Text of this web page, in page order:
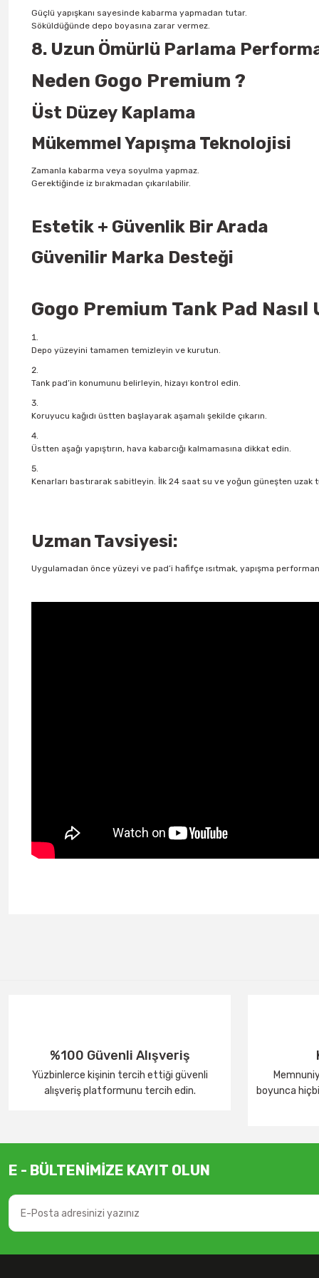
Güçlü yapışkanı sayesinde kabarma yapmadan tutar.
Söküldüğünde depo boyasına zarar vermez.
8. Uzun Ömürlü Parlama
Neden Gogo Premium ?
Üst Düzey Kaplama
Mükemmel Yapışma Teknolojisi
Zamanla kabarma veya soyulma yapmaz.
Gerektiğinde iz bırakmadan çıkarılabilir.
Estetik + Güvenlik Bir Arada
Güvenilir Marka Desteği
Gogo Premium Tank Pad Nasıl
Depo yüzeyini tamamen temizleyin ve kurutun.
Tank pad’in konumunu belirleyin, hizayı kontrol edin.
Koruyucu kağıdı üstten başlayarak aşamalı şekilde çıkarın.
Üstten aşağı yapıştırın, hava kabarcığı kalmamasına dikkat edin.
Kenarları bastırarak sabitleyin. İlk 24 saat su ve yoğun güneşten uzak
Uzman Tavsiyesi:
Uygulamadan önce yüzeyi ve pad’i hafifçe ısıtmak, yapışma
%100 Güvenli Alışveriş
Yüzbinlerce kişinin tercih ettiği güvenli
alışveriş platformunu tercih edin.
boyunca
E - BÜLTENİMİZE KAYIT OLUN